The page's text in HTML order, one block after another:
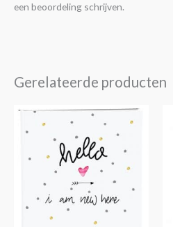
een beoordeling schrijven.
Gerelateerde producten